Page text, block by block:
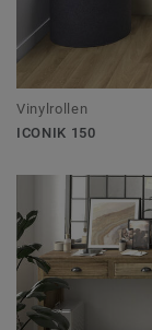
Vinylrollen
ICONIK 150